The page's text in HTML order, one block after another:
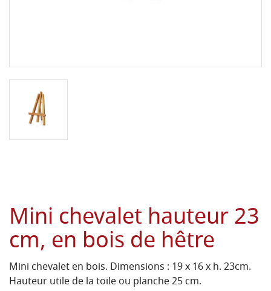
Mini chevalet hauteur 23
cm, en bois de hêtre
Mini chevalet en bois. Dimensions : 19 x 16 x h. 23cm.
Hauteur utile de la toile ou planche 25 cm.